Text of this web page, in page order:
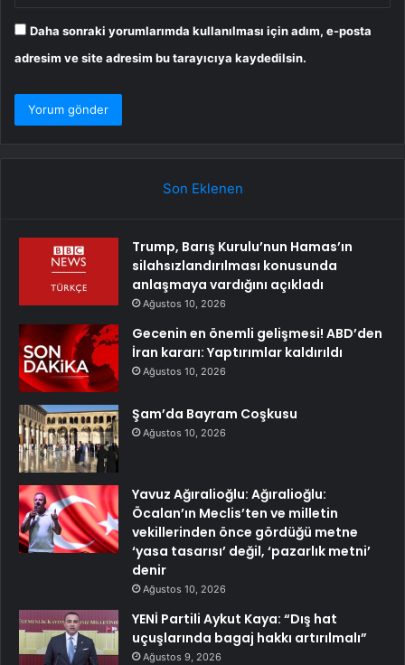
Daha sonraki yorumlarımda kullanılması için adım, e-posta
adresim ve site adresim bu tarayıcıya kaydedilsin.
Son Eklenen
Trump, Barış Kurulu’nun Hamas’ın
silahsızlandırılması konusunda
anlaşmaya vardığını açıkladı
Ağustos 10, 2026
Gecenin en önemli gelişmesi! ABD’den
İran kararı: Yaptırımlar kaldırıldı
Ağustos 10, 2026
Şam’da Bayram Coşkusu
Ağustos 10, 2026
Yavuz Ağıralioğlu: Ağıralioğlu:
Öcalan’ın Meclis’ten ve milletin
vekillerinden önce gördüğü metne
‘yasa tasarısı’ değil, ‘pazarlık metni’
denir
Ağustos 10, 2026
YENİ Partili Aykut Kaya: “Dış hat
uçuşlarında bagaj hakkı artırılmalı”
Ağustos 9, 2026